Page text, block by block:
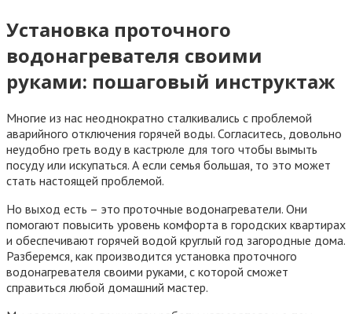
Установка проточного
водонагревателя своими
руками: пошаговый инструктаж
Многие из нас неоднократно сталкивались с проблемой
аварийного отключения горячей воды. Согласитесь, довольно
неудобно греть воду в кастрюле для того чтобы вымыть
посуду или искупаться. А если семья большая, то это может
стать настоящей проблемой.
Но выход есть – это проточные водонагреватели. Они
помогают повысить уровень комфорта в городских квартирах
и обеспечивают горячей водой круглый год загородные дома.
Разберемся, как производится установка проточного
водонагревателя своими руками, с которой сможет
справиться любой домашний мастер.